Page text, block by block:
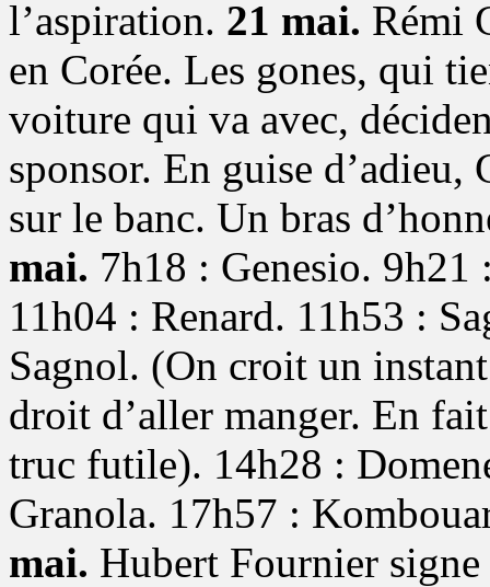
l’aspiration. 21 mai. Rémi
en Corée. Les gones, qui
voiture qui va avec,
sponsor. En guise
sur le banc. Un bras
mai. 7h18 : Genesio.
11h04 : Renard. 11h53 :
Sagnol. (On croit un
droit d’aller manger. En
truc futile). 14h28 :
Granola. 17h57 :
mai. Hubert Fournier signe